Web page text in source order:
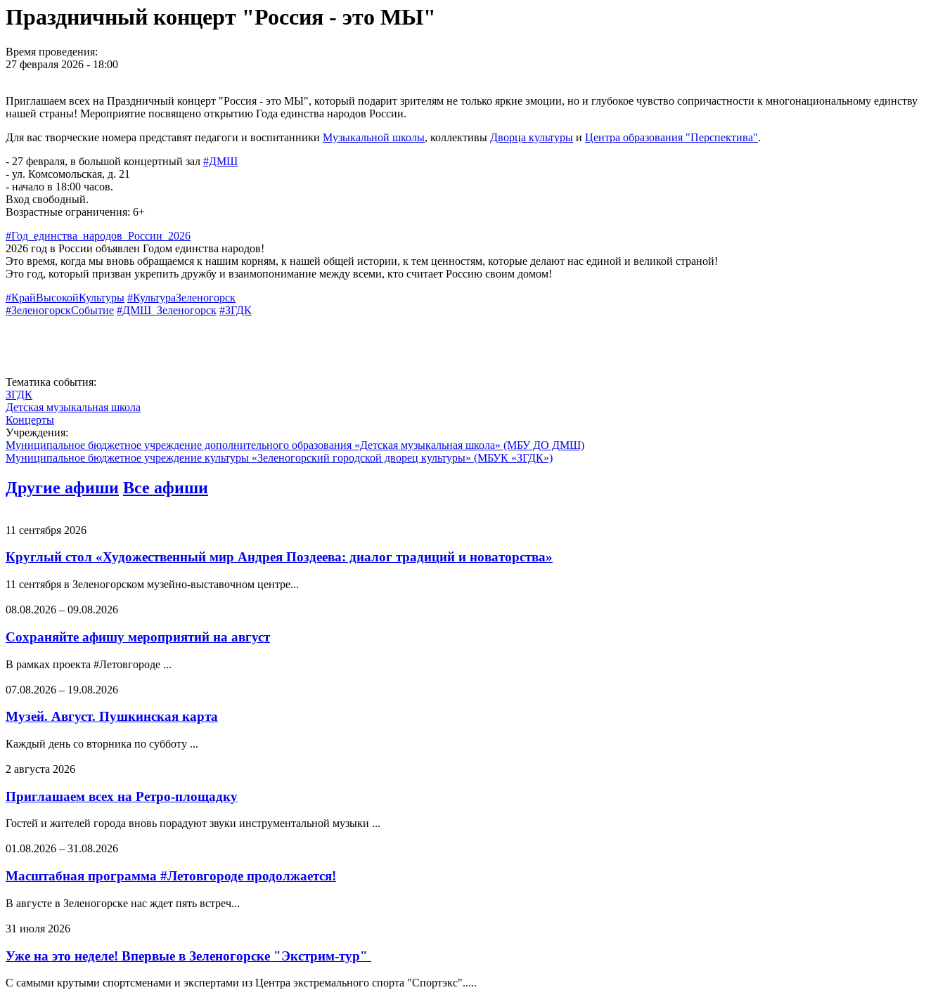
Праздничный концерт "Россия - это МЫ"
Время проведения:
27 февраля 2026 - 18:00
Приглашаем всех на Праздничный концерт "Россия - это МЫ", который подарит зрителям не только яркие эмоции, но и глубокое чувство сопричастности к многонациональному единству
нашей страны! Мероприятие посвящено открытию Года единства народов России.
Для вас творческие номера представят педагоги и воспитанники Музыкальной школы, коллективы Дворца культуры и Центра образования "Перспектива".
- 27 февраля, в большой концертный зал #ДМШ
- ул. Комсомольская, д. 21
- начало в 18:00 часов.
Вход свободный.
Возрастные ограничения: 6+
#Год_единства_народов_России_2026
2026 год в России объявлен Годом единства народов!
Это время, когда мы вновь обращаемся к нашим корням, к нашей общей истории, к тем ценностям, которые делают нас единой и великой страной!
Это год, который призван укрепить дружбу и взаимопонимание между всеми, кто считает Россию своим домом!
#КрайВысокойКультуры #КультураЗеленогорск
#ЗеленогорскСобытие #ДМШ_Зеленогорск #ЗГДК
Тематика события:
ЗГДК
Детская музыкальная школа
Концерты
Учреждения:
Муниципальное бюджетное учреждение дополнительного образования «Детская музыкальная школа» (МБУ ДО ДМШ)
Муниципальное бюджетное учреждение культуры «Зеленогорский городской дворец культуры» (МБУК «ЗГДК»)
Другие афиши Все афиши
11 сентября 2026
Круглый стол «Художественный мир Андрея Поздеева: диалог традиций и новаторства»
11 сентября в Зеленогорском музейно-выставочном центре...
08.08.2026 – 09.08.2026
Сохраняйте афишу мероприятий на август
В рамках проекта #Летовгороде ...
07.08.2026 – 19.08.2026
Музей. Август. Пушкинская карта
Каждый день со вторника по субботу ...
2 августа 2026
Приглашаем всех на Ретро-площадку
Гостей и жителей города вновь порадуют звуки инструментальной музыки ...
01.08.2026 – 31.08.2026
Масштабная программа #Летовгороде продолжается!
В августе в Зеленогорске нас ждет пять встреч...
31 июля 2026
Уже на это неделе! Впервые в Зеленогорске "Экстрим-тур"
С самыми крутыми спортсменами и экспертами из Центра экстремального спорта "Спортэкс".....